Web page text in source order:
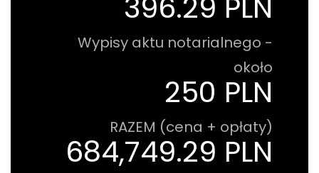
Wypisy aktu notarialnego -
około
250 PLN
RAZEM (cena + opłaty)
684,749.29 PLN